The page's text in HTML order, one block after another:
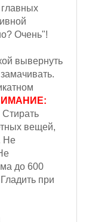
главных
Очень"!
вывернуть
Стирать
вещей,
Не
до 600
при